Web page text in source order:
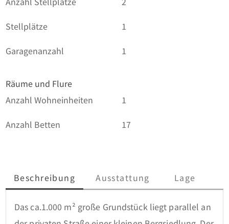
Stellplätze
1
Garagenanzahl
1
Räume und Flure
Anzahl Wohneinheiten
1
Anzahl Betten
17
Beschreibung Ausstattung Lage
Das ca.1.000 m² große Grundstück liegt parallel an